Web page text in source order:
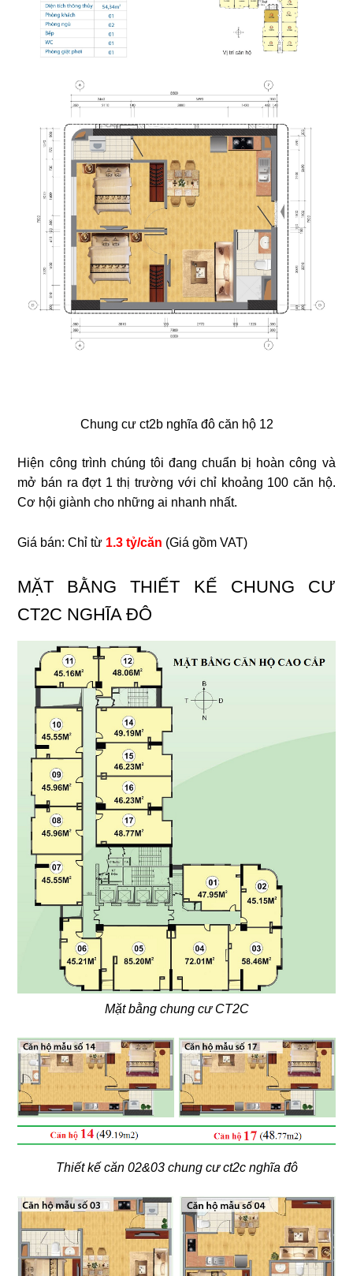
Chung cư ct2b nghĩa đô căn hộ 12
Hiện công trình chúng tôi đang chuẩn bị hoàn công và
mở bán ra đợt 1 thị trường với chỉ khoảng 100 căn hộ.
Cơ hội giành cho những ai nhanh nhất.
Giá bán: Chỉ từ 1.3 tỷ/căn (Giá gồm VAT)
MẶT BẰNG THIẾT KẾ CHUNG CƯ
CT2C NGHĨA ĐÔ
Mặt bằng chung cư CT2C
Thiết kế căn 02&03 chung cư ct2c nghĩa đô